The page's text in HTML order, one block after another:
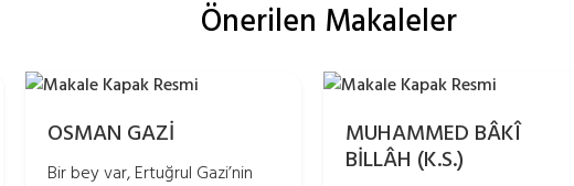
Önerilen Makaleler
OSMAN GAZİ
Bir bey var, Ertuğrul Gazi’nin
MUHAMMED BÂKÎ
BİLLÂH (K.S.)